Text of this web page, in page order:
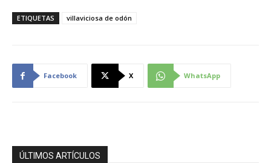
ETIQUETAS villaviciosa de odón
Facebook X WhatsApp
ÚLTIMOS ARTÍCULOS